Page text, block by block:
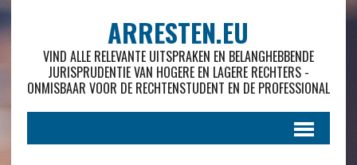
ARRESTEN.EU
VIND ALLE RELEVANTE UITSPRAKEN EN BELANGHEBBENDE
JURISPRUDENTIE VAN HOGERE EN LAGERE RECHTERS -
ONMISBAAR VOOR DE RECHTENSTUDENT EN DE PROFESSIONAL